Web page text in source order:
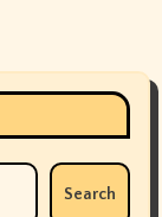
Search